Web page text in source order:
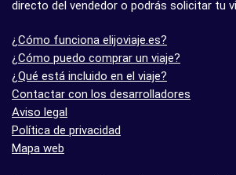
directo del vendedor o podrás solicitar tu
¿Cómo funciona elijoviaje.es?
¿Cómo puedo comprar un viaje?
¿Qué está incluido en el viaje?
Contactar con los desarrolladores
Aviso legal
Política de privacidad
Mapa web